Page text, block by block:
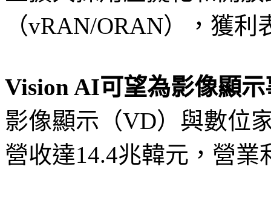
（vRAN/ORAN），獲
Vision AI可望為影像顯
影像顯示（VD）與數位
營收達14.4兆韓元，營業